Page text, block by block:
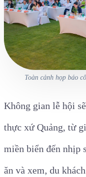
Toàn cảnh họp báo
Không gian lễ hội
thực xứ Quảng, từ
miền biển đến nhịp
ăn và xem, du